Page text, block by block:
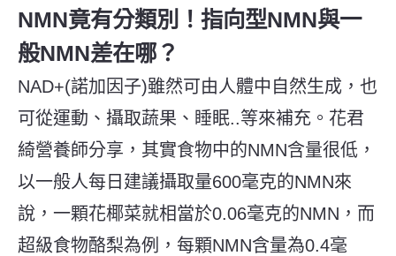
NMN竟有分類別！指向型NMN與一
般NMN差在哪？
NAD+(諾加因子)雖然可由人體中自然生成，也
可從運動、攝取蔬果、睡眠..等來補充。 花君
綺營養師分享，其實食物中的NMN含量很低，
以一般人每日建議攝取量600毫克的NMN來
說， 一顆花椰菜就相當於0.06毫克的NMN ，而
超級食物酪梨為例，每顆NMN含量為0.4毫